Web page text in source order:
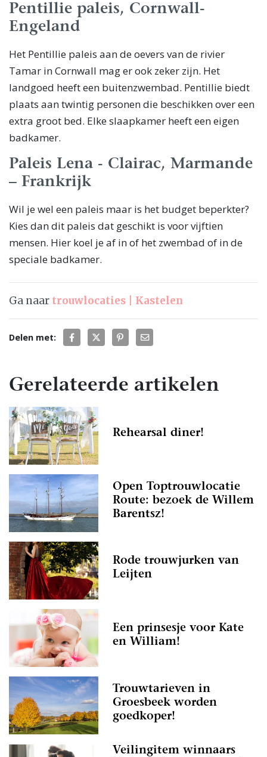
Pentillie paleis, Cornwall-
Engeland
Het Pentillie paleis aan de oevers van de rivier
Tamar in Cornwall mag er ook zeker zijn. Het
landgoed heeft een buitenzwembad. Pentillie biedt
plaats aan twintig personen die beschikken over een
extra groot bed. Elke slaapkamer heeft een eigen
badkamer.
Paleis Lena - Clairac, Marmande
– Frankrijk
Wil je wel een paleis maar is het budget beperkter?
Kies dan dit paleis dat geschikt is voor vijftien
mensen. Hier koel je af in of het zwembad of in de
speciale badkamer.
Ga naar trouwlocaties | Kastelen
Delen met:
Gerelateerde artikelen
Rehearsal diner!
Open Toptrouwlocatie
Route: bezoek de Willem
Barentsz!
Rode trouwjurken van
Leijten
Een prinsesje voor Kate
en William!
Trouwtarieven in
Groesbeek worden
goedkoper!
Veilingitem winnaars